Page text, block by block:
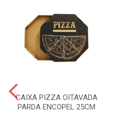
CAIXA PIZZA OITAVADA
PARDA ENCOPEL 25CM